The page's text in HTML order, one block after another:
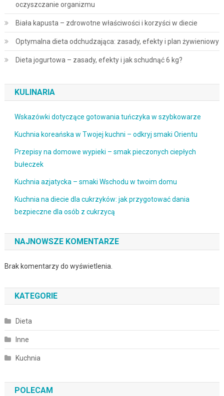
oczyszczanie organizmu
Biała kapusta – zdrowotne właściwości i korzyści w diecie
Optymalna dieta odchudzająca: zasady, efekty i plan żywieniowy
Dieta jogurtowa – zasady, efekty i jak schudnąć 6 kg?
KULINARIA
Wskazówki dotyczące gotowania tuńczyka w szybkowarze
Kuchnia koreańska w Twojej kuchni – odkryj smaki Orientu
Przepisy na domowe wypieki – smak pieczonych ciepłych
bułeczek
Kuchnia azjatycka – smaki Wschodu w twoim domu
Kuchnia na diecie dla cukrzyków: jak przygotować dania
bezpieczne dla osób z cukrzycą
NAJNOWSZE KOMENTARZE
Brak komentarzy do wyświetlenia.
KATEGORIE
Dieta
Inne
Kuchnia
POLECAM